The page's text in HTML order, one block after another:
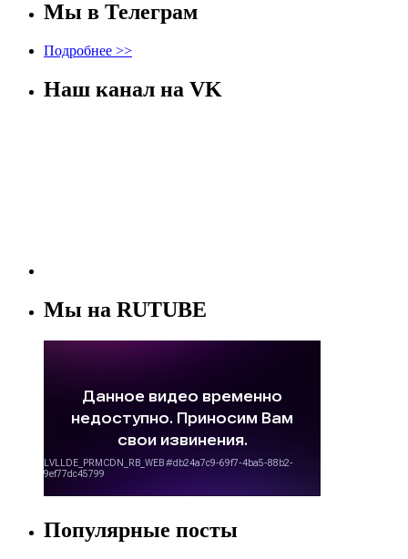
Мы в Телеграм
Подробнее >>
Наш канал на VK
Мы на RUTUBE
Популярные посты